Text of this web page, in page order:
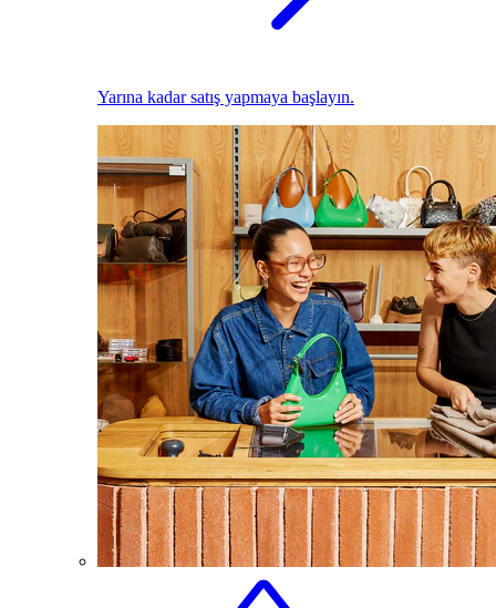
Yarına kadar satış yapmaya başlayın.